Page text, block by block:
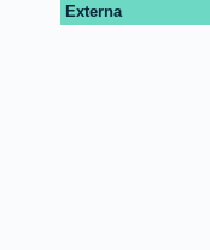
Externa